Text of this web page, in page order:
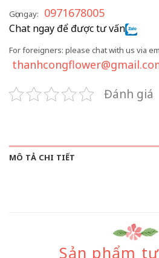
Gọi ngay: 0971678005
Chat ngay để được tư vấn
For foreigners: please chat with us via
Đánh giá
MÔ TẢ CHI TIẾT
Sản phẩm